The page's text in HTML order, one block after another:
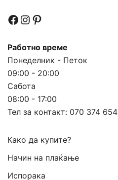
Facebook
Instagram
Pinterest
Работно време
Понеделник - Петок
09:00 - 20:00
Сабота
08:00 - 17:00
Тел за контакт: 070 374 654
Како да купите?
Начин на плаќање
Испорака